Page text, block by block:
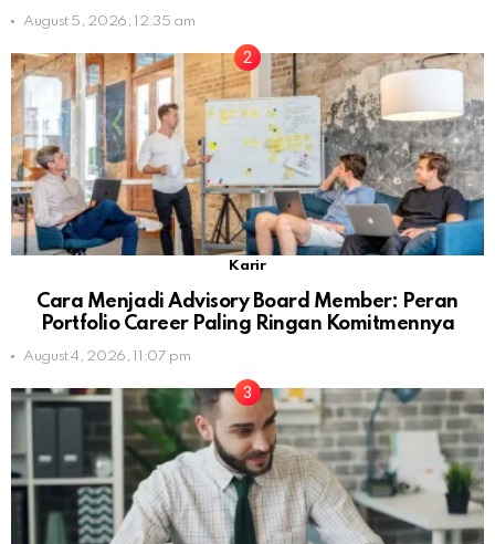
August 5, 2026, 12:35 am
Karir
Cara Menjadi Advisory Board Member: Peran
Portfolio Career Paling Ringan Komitmennya
August 4, 2026, 11:07 pm